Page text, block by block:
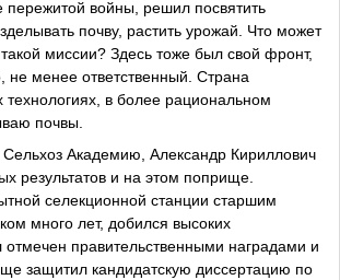
войны, решил посвятить
почву, растить урожай. Что может
миссии? Здесь тоже был свой фронт,
не менее ответственный. Страна
технологиях, в более рациональном
почвы.
Академию, Александр Кириллович
результатов и на этом поприще.
селекционной станции старшим
много лет, добился высоких
отмечен правительственными наградами и
защитил кандидатскую диссертацию по